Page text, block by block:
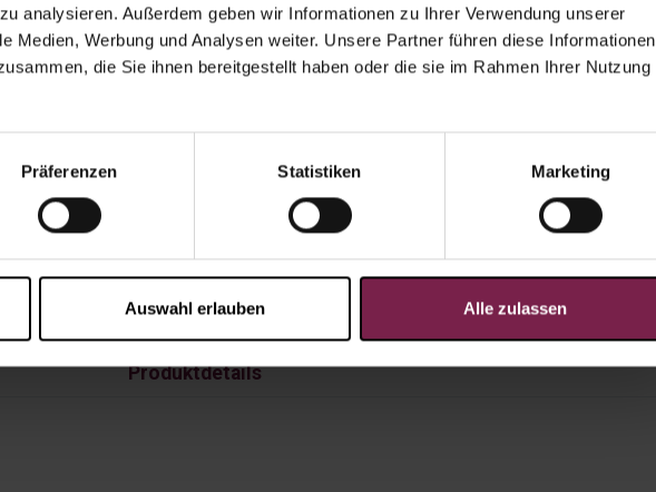
analysieren. Außerdem geben wir Informationen zu Ihrer Verwendung unserer
Medien, Werbung und Analysen weiter. Unsere Partner führen diese Informationen
die Sie ihnen bereitgestellt haben oder die sie im Rahmen Ihrer Nutzung
Präferenzen Statistiken Marketing
Auswahl erlauben Alle zulassen
Produktdetails